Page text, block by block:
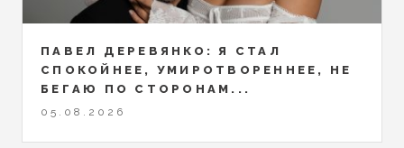
ПАВЕЛ ДЕРЕВЯНКО: Я СТАЛ
СПОКОЙНЕЕ, УМИРОТВОРЕННЕЕ, НЕ
БЕГАЮ ПО СТОРОНАМ...
05.08.2026